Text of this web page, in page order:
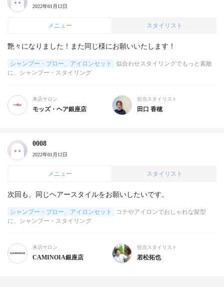
2022年01月12日
メニュー スタイリスト
艶々になりました！また同じ様にお願いいたします！
シャンプー・ブロー、アイロンセット
似合わせスタイリングでもっと素敵
に、シャンプー・スタイリング
来店サロン
モッズ・ヘア銀座店
担当スタイリスト
田口 香穂
0008
2022年01月12日
メニュー スタイリスト
次回も、同じヘアースタイルをお願いしたいです。
シャンプー・ブロー、アイロンセット
コテやアイロンでおしゃれな髪型
に、シャンプー・スタイリング
来店サロン
CAMINOIA銀座店
担当スタイリスト
若松拓也